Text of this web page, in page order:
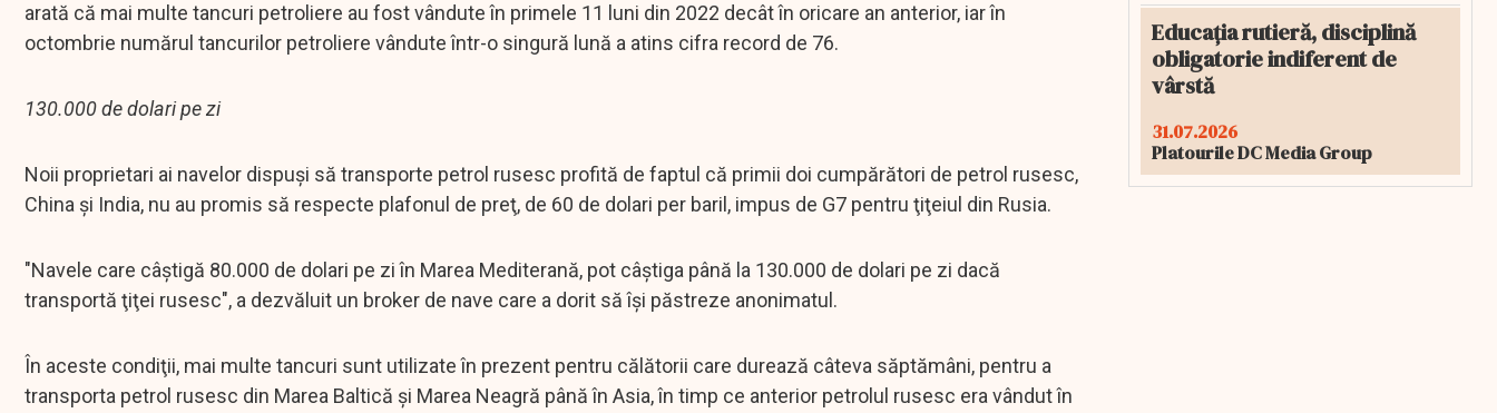
arată că mai multe tancuri petroliere au fost vândute în primele 11 luni din 2022 decât în oricare an anterior, iar în
octombrie numărul tancurilor petroliere vândute într-o singură lună a atins cifra record de 76.
130.000 de dolari pe zi
Noii proprietari ai navelor dispuşi să transporte petrol rusesc profită de faptul că primii doi cumpărători de petrol rusesc,
China şi India, nu au promis să respecte plafonul de preţ, de 60 de dolari per baril, impus de G7 pentru ţiţeiul din Rusia.
"Navele care câştigă 80.000 de dolari pe zi în Marea Mediterană, pot câştiga până la 130.000 de dolari pe zi dacă
transportă ţiţei rusesc", a dezvăluit un broker de nave care a dorit să îşi păstreze anonimatul.
În aceste condiţii, mai multe tancuri sunt utilizate în prezent pentru călătorii care durează câteva săptămâni, pentru a
transporta petrol rusesc din Marea Baltică şi Marea Neagră până în Asia, în timp ce anterior petrolul rusesc era vândut în
Educația rutieră, disciplină
obligatorie indiferent de
vârstă
31.07.2026
Platourile DC Media Group